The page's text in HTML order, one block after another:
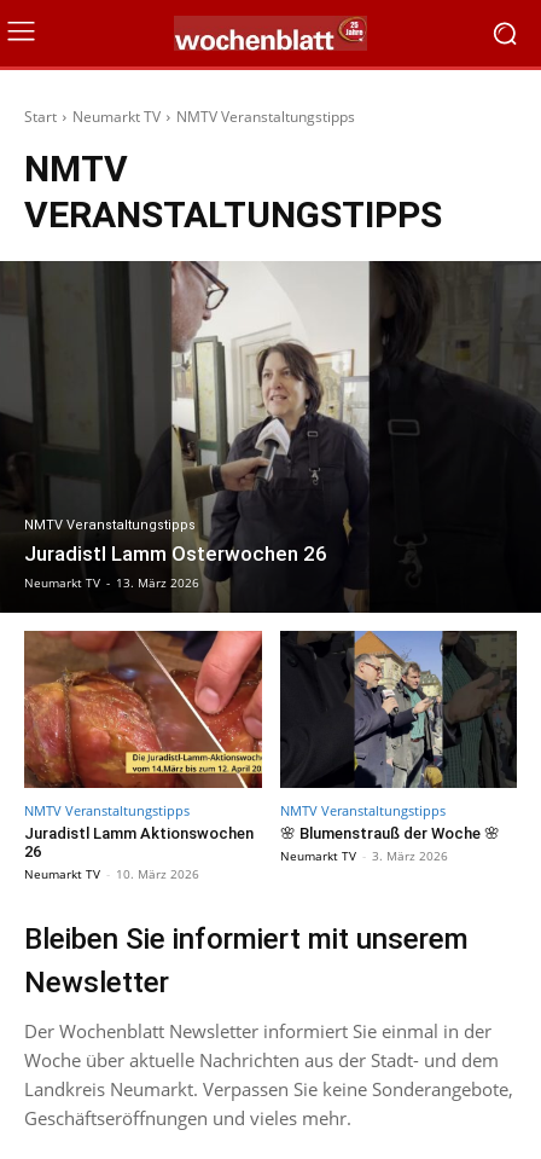
Start Neumarkt TV NMTV Veranstaltungstipps
NMTV
VERANSTALTUNGSTIPPS
NMTV Veranstaltungstipps
Juradistl Lamm Osterwochen 26
Neumarkt TV - 13. März 2026
NMTV Veranstaltungstipps
Juradistl Lamm Aktionswochen
26
Neumarkt TV - 10. März 2026
NMTV Veranstaltungstipps
🌸 Blumenstrauß der Woche 🌸
Neumarkt TV - 3. März 2026
Bleiben Sie informiert mit unserem
Newsletter
Der Wochenblatt Newsletter informiert Sie einmal in der
Woche über aktuelle Nachrichten aus der Stadt- und dem
Landkreis Neumarkt. Verpassen Sie keine Sonderangebote,
Geschäftseröffnungen und vieles mehr.